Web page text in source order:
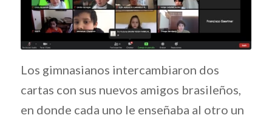
Los gimnasianos intercambiaron dos
cartas con sus nuevos amigos brasileños,
en donde cada uno le enseñaba al otro un